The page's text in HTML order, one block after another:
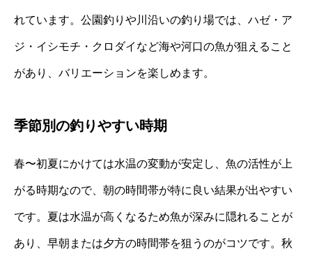
れています。公園釣りや川沿いの釣り場では、ハゼ・ア
ジ・イシモチ・クロダイなど海や河口の魚が狙えること
があり、バリエーションを楽しめます。
季節別の釣りやすい時期
春〜初夏にかけては水温の変動が安定し、魚の活性が上
がる時期なので、朝の時間帯が特に良い結果が出やすい
です。夏は水温が高くなるため魚が深みに隠れることが
あり、早朝または夕方の時間帯を狙うのがコツです。秋